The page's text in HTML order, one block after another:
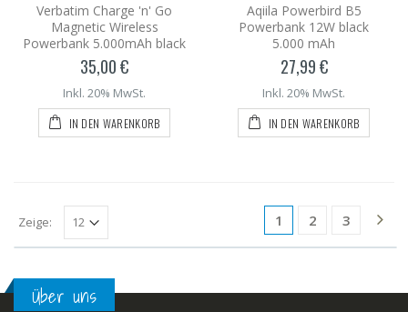
Verbatim Charge 'n' Go
Magnetic Wireless
Powerbank 5.000mAh black
35,00 €
Inkl. 20% MwSt.
IN DEN WARENKORB
Aqiila Powerbird B5
Powerbank 12W black
5.000 mAh
27,99 €
Inkl. 20% MwSt.
IN DEN WARENKORB
1 2 3
Zeige:
Über uns